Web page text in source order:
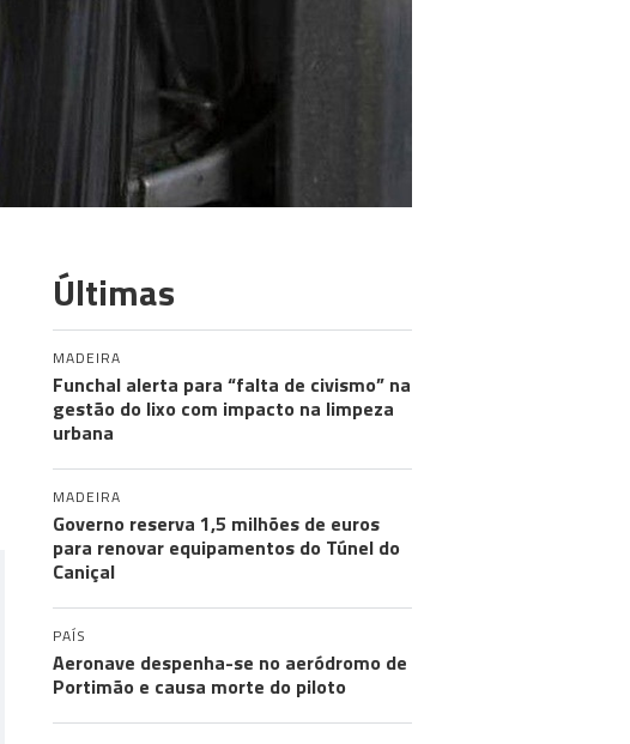
Últimas
MADEIRA
Funchal alerta para “falta de civismo” na
gestão do lixo com impacto na limpeza
urbana
MADEIRA
Governo reserva 1,5 milhões de euros
para renovar equipamentos do Túnel do
Caniçal
PAÍS
Aeronave despenha-se no aeródromo de
Portimão e causa morte do piloto